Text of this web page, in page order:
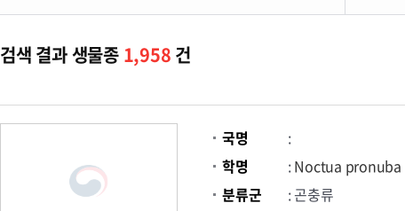
검색 결과 생물종 1,958 건
국명
:
학명
:Noctua pronuba
분류군
: 곤충류